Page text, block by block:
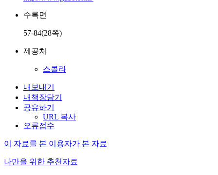
수록면
57-84(28쪽)
제공처
스콜라
내보내기
내책장담기
공유하기
URL 복사
오류접수
이 자료를 본 이용자가 본 자료
나만을 위한 추천자료